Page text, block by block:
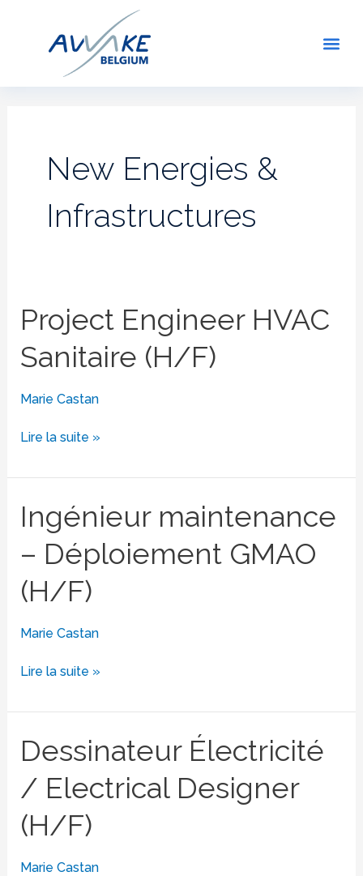
contenu
New Energies &
Infrastructures
Project Engineer HVAC
Sanitaire (H/F)
Marie Castan
Project
Engineer
HVAC
Sanitaire
Lire la suite »
Ingénieur maintenance
– Déploiement GMAO
(H/F)
Marie Castan
Ingénieur
maintenance
Déploiement
GMAO
(H/F)
Lire la suite »
Dessinateur Électricité
/ Electrical Designer
(H/F)
Marie Castan
Dessinateur
Électricité
Electrical
Designer
(H/F)